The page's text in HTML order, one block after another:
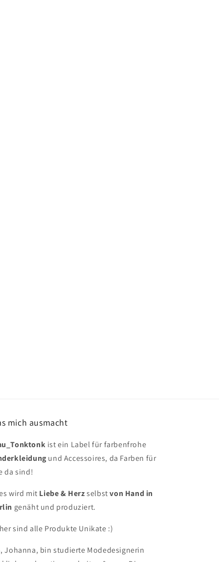
mich ausmacht
ist ein Label für farbenfrohe
und Accessoires, da Farben für
da sind!
wird mit Liebe & Herzselbstvon Hand in
genäht und produziert.
sind alle Produkte Unikate :)
Johanna, bin studierte Modedesignerin